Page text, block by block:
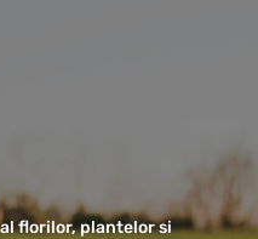
florilor, plantelor si